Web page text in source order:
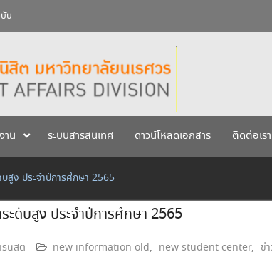
บ 36 ปี 29 กรกฎาคม 2569
าวิทยาลัยนเรศวร ประจำปีการศึกษา 256
าน ระบบสารสนเทศ ดาวน์โหลดเอกสาร ติดต่อเรา
สูง ประจำปีการศึกษา 2565
ะดับสูง ประจำปีการศึกษา 2565
นิสิต new information old, new student center, ข่